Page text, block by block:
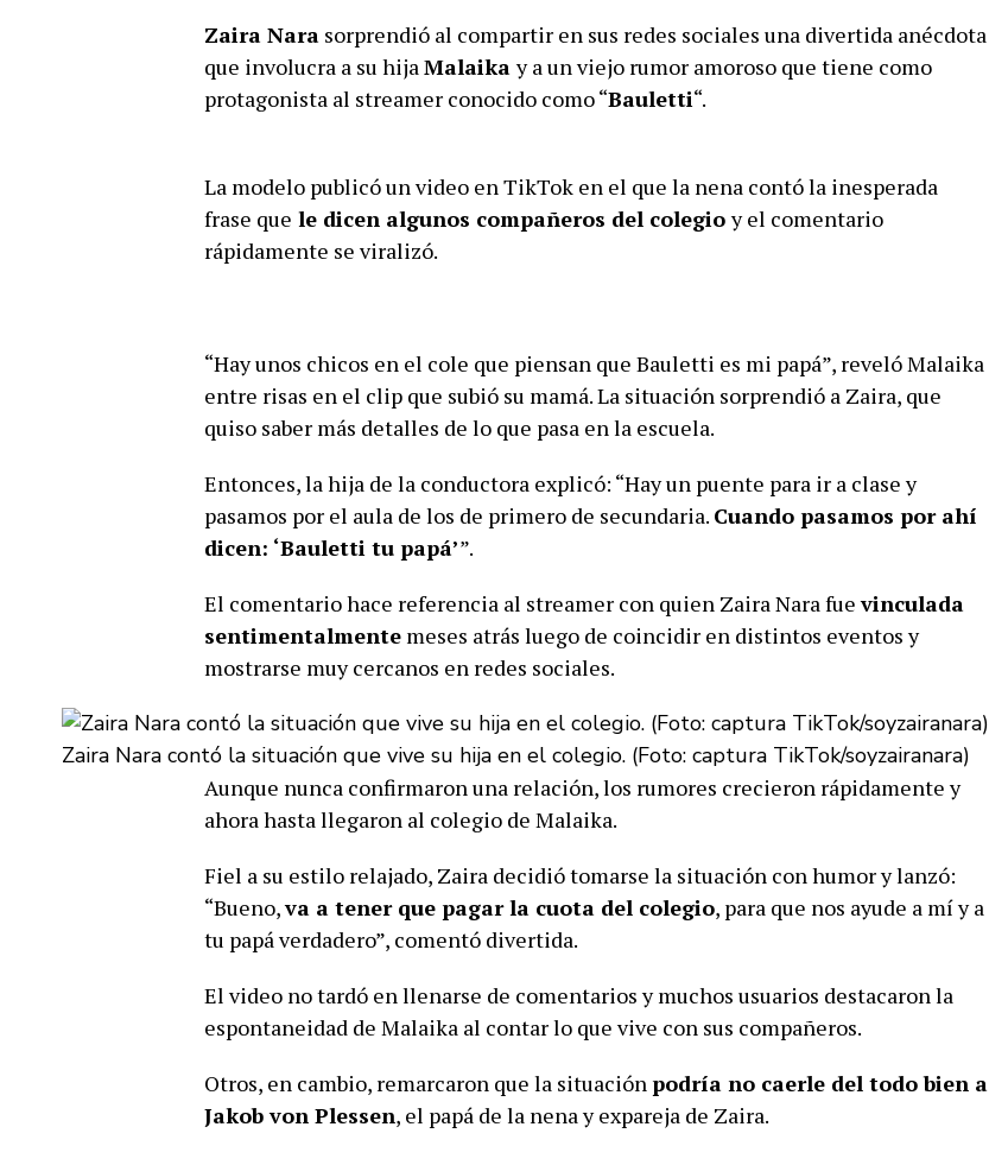
Zaira Nara sorprendió al compartir en sus redes sociales una divertida anécdota
que involucra a su hijaMalaikay a un viejo rumor amoroso que tiene como
protagonista al streamer conocido como “Bauletti“.
La modelo publicó un video en TikTok en el que la nena contó la inesperada
frase que le dicen algunos compañeros del colegioy el comentario
rápidamente se viralizó.
“Hay unos chicos en el cole que piensan que Bauletti es mi papá”, reveló Malaika
entre risas en el clip que subió su mamá. La situación sorprendió a Zaira, que
quiso saber más detalles de lo que pasa en la escuela.
Entonces, la hija de la conductora explicó: “Hay un puente para ir a clase y
pasamos por el aula de los de primero de secundaria. Cuando pasamos por ahí
dicen: ‘Bauletti tu papá’”.
El comentario hace referencia al streamer con quien Zaira Nara fuevinculada
sentimentalmente meses atrás luego de coincidir en distintos eventos y
mostrarse muy cercanos en redes sociales.
Zaira Nara contó la situación que vive su hija en el colegio. (Foto: captura TikTok/soyzairanara)
Aunque nunca confirmaron una relación, los rumores crecieron rápidamente y
ahora hasta llegaron al colegio de Malaika.
Fiel a su estilo relajado, Zaira decidió tomarse la situación con humor y lanzó:
“Bueno,va a tener que pagar la cuota del colegio, para que nos ayude a mí y a
tu papá verdadero”, comentó divertida.
El video no tardó en llenarse de comentarios y muchos usuarios destacaron la
espontaneidad de Malaika al contar lo que vive con sus compañeros.
Otros, en cambio, remarcaron que la situaciónpodría no caerle del todo bien a
Jakob von Plessen, el papá de la nena y expareja de Zaira.